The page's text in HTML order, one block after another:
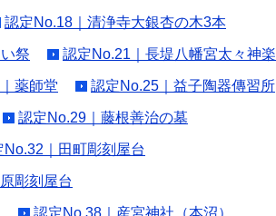
認定No.18｜清浄寺大銀杏の木3本
祭 認定No.21｜長堤八幡宮太々神楽
薬師堂 認定No.25｜益子陶器傳習所
認定No.29｜藤根善治の墓
No.32｜田町彫刻屋台
彫刻屋台